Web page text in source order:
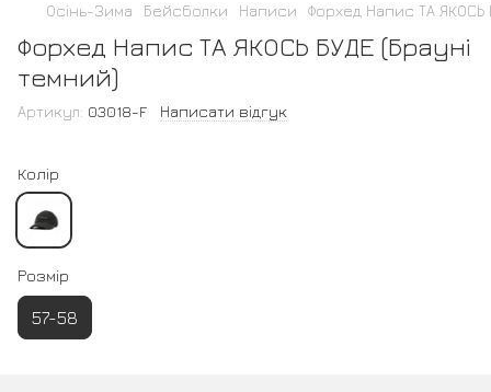
Осінь-Зима Бейсболки Написи Форхед Напис ТА ЯКОСЬ
Форхед Напис ТА ЯКОСЬ БУДЕ (Брауні
темний)
Артикул: 03018-F Написати відгук
Колір
Розмір
57-58